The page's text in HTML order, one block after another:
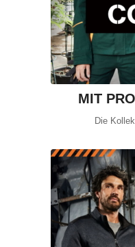
MIT
Die